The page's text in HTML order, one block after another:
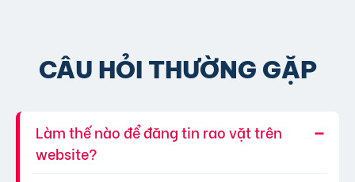
CÂU HỎI THƯỜNG GẶP
Làm thế nào để đăng tin rao vặt trên
website?